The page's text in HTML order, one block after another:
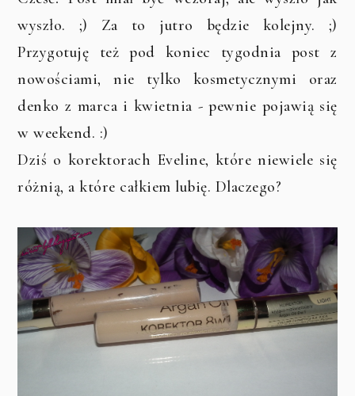
wyszło. ;) Za to jutro będzie kolejny. ;)
Przygotuję też pod koniec tygodnia post z
nowościami, nie tylko kosmetycznymi oraz
denko z marca i kwietnia - pewnie pojawią się
w weekend. :)
Dziś o korektorach Eveline, które niewiele się
różnią, a które całkiem lubię. Dlaczego?